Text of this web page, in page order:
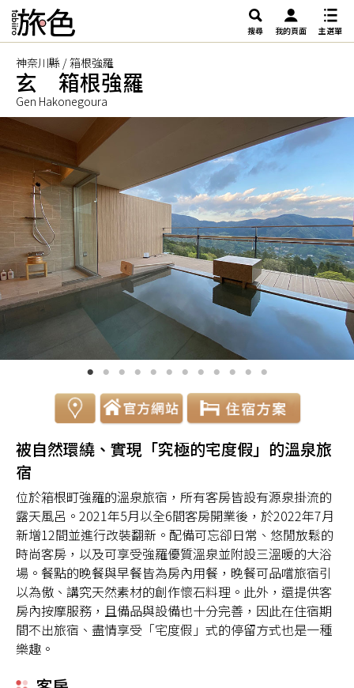
搜尋 我的頁面 主選單
神奈川縣 / 箱根強羅
玄 箱根強羅
Gen Hakonegoura
被自然環繞、實現「究極的宅度假」的溫泉旅
宿
位於箱根町強羅的溫泉旅宿，所有客房皆設有源泉掛流的
露天風呂。2021年5月以全6間客房開業後，於2022年7月
新增12間並進行改裝翻新。配備可忘卻日常、悠閒放鬆的
時尚客房，以及可享受強羅優質溫泉並附設三溫暖的大浴
場。餐點的晚餐與早餐皆為房內用餐，晚餐可品嚐旅宿引
以為傲、講究天然素材的創作懷石料理。此外，還提供客
房內按摩服務，且備品與設備也十分完善，因此在住宿期
間不出旅宿、盡情享受「宅度假」式的停留方式也是一種
樂趣。